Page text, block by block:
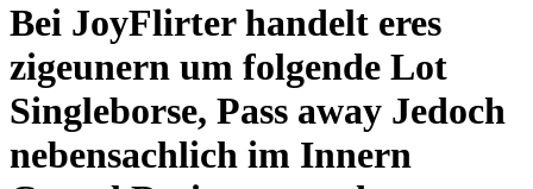
Bei JoyFlirter handelt eres
zigeunern um folgende Lot
Singleborse, Pass away Jedoch
nebensachlich im Innern